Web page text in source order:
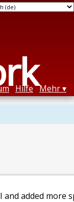
Hilfe Mehr
added more